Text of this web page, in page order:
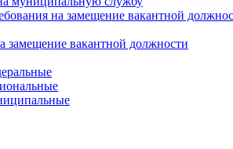
на замещение вакантной
замещение вакантной должности